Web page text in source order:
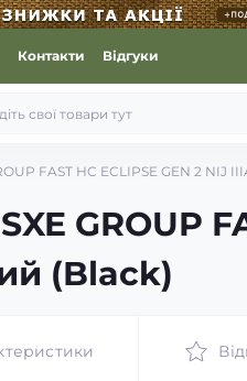
Контакти Відгуки
FAST HC ECLIPSE GEN 2 NIJ
GROUP
(Black)